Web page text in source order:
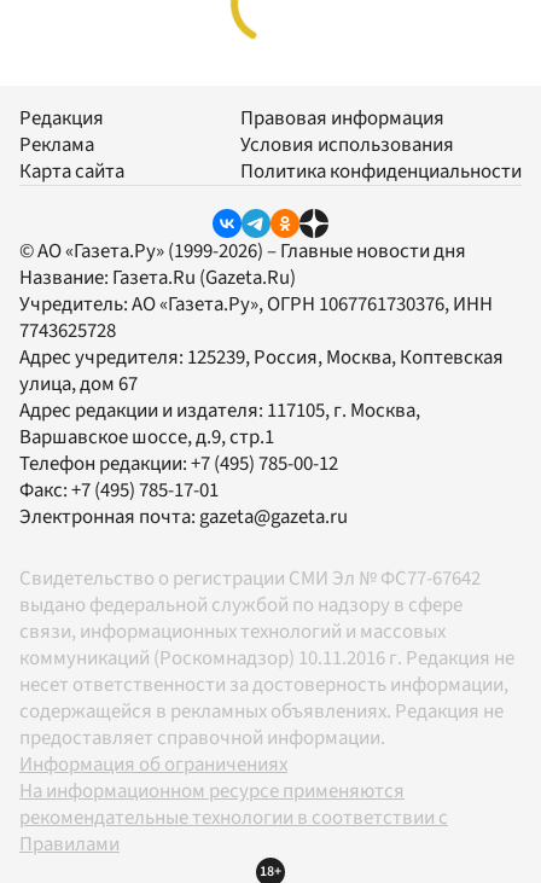
Редакция
Реклама
Карта сайта
Правовая информация
Условия использования
Политика конфиденциальности
© АО «Газета.Ру» (1999-2026) – Главные новости дня
Название: Газета.Ru (Gazeta.Ru)
Учредитель:АО «Газета.Ру», ОГРН 1067761730376, ИНН
7743625728
Адрес учредителя: 125239, Россия, Москва, Коптевская
улица, дом 67
Адрес редакции и издателя: 117105, г. Москва,
Варшавское шоссе, д.9, стр.1
Телефон редакции:+7 (495) 785-00-12
Факс:+7 (495) 785-17-01
Электронная почта:gazeta@gazeta.ru
Свидетельство о регистрации СМИ Эл № ФС77-67642
выдано федеральной службой по надзору в сфере
связи, информационных технологий и массовых
коммуникаций (Роскомнадзор) 10.11.2016 г. Редакция не
несет ответственности за достоверность информации,
содержащейся в рекламных объявлениях. Редакция не
предоставляет справочной информации.
Информация об ограничениях
На информационном ресурсе применяются
рекомендательные технологии в соответствии с
Правилами
18+